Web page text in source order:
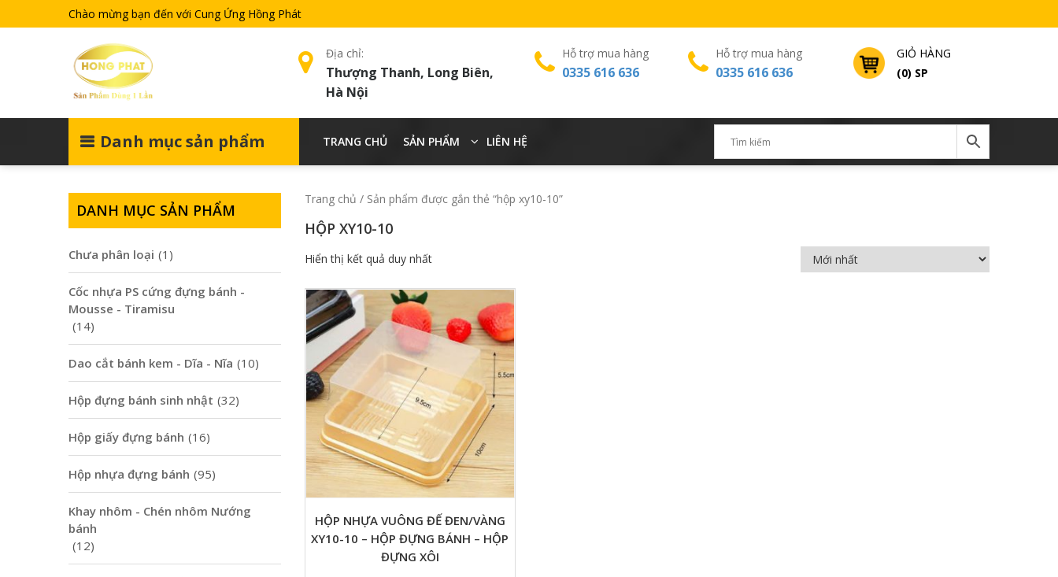
Chào mừng bạn đến với Cung Ứng Hồng Phát
GIỎ HÀNG
(0) SP
Địa chỉ:
Thượng Thanh, Long Biên,
Hà Nội
Hỗ trợ mua hàng
0335 616 636
Hỗ trợ mua hàng
0335 616 636
Danh mục sản phẩm TRANG CHỦ SẢN PHẨM LIÊN HỆ
Trang chủ / Sản phẩm được gắn thẻ “hộp xy10-10”
HỘP XY10-10
Hiển thị kết quả duy nhất
HỘP NHỰA VUÔNG ĐẾ ĐEN/VÀNG
XY10-10 – HỘP ĐỰNG BÁNH – HỘP
ĐỰNG XÔI
DANH MỤC SẢN PHẨM
Chưa phân loại (1)
Cốc nhựa PS cứng đựng bánh -
Mousse - Tiramisu
(14)
Dao cắt bánh kem - Dĩa - Nĩa (10)
Hộp đựng bánh sinh nhật (32)
Hộp giấy đựng bánh (16)
Hộp nhựa đựng bánh (95)
Khay nhôm - Chén nhôm Nướng
bánh
(12)